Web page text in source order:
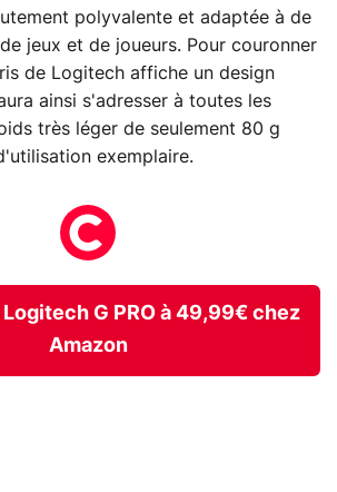
polyvalente et adaptée à de
jeux et de joueurs. Pour couronner
de Logitech affiche un design
ainsi s'adresser à toutes les
très léger de seulement 80 g
exemplaire.
G PRO à 49,99€ chez
Amazon